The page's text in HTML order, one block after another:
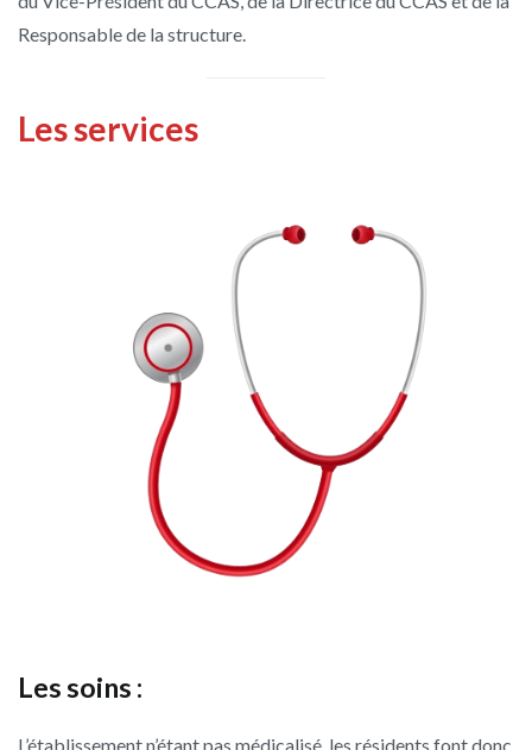
Responsable de la structure.
Les services
Les soins :
L’établissement n’étant pas médicalisé, les résidents font donc